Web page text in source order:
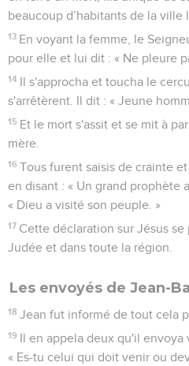
beaucoup d’habitants de la ville
13 En voyant la femme, le
pour elle et lui dit : « Ne pleure
14 Il s'approcha et toucha le
s'arrêtèrent. Il dit : « Jeune
15 Et le mort s'assit et se mit à
mère.
16 Tous furent saisis de crainte
en disant : « Un grand prophète
« Dieu a visité son peuple. »
17 Cette déclaration sur Jésus
Judée et dans toute la région.
Les envoyés de Jean-
18 Jean fut informé de tout cela
19 Il en appela deux qu'il envoya
« Es-tu celui qui doit venir ou